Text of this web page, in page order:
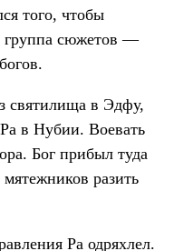
того, чтобы
группа сюжетов —
святилища в Эдфу,
в Нубии. Воевать
Бог прибыл туда
разить
Ра одряхлел.